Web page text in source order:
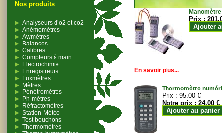
Nos produits
Analyseurs d’o2 et co2
Anémomètres
Awmètres
Balances
Calibres
Compteurs à main
Electrochimie
Enregistreurs
Luxmètres
Mètres
Pénétromètres
Ph-mètres
Réfractomètres
Station-Météo
Test bouchons
Thermomètres
Prix :
Ajouter
En savoir plus...
Thermomètre
Prix :95.00 €
Notre prix :24.00 €
Ajouter au panier